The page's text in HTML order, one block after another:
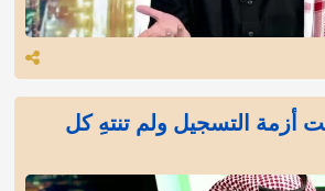
أزمة التسجيل ولم تنتهِ كل